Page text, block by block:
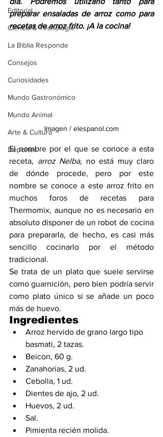
Editorial
Ciencia & Tecnología
La Biblia Responde
Consejos
Curiosidades
Mundo Gastronómico
Mundo Animal
Arte & Cultura
Deportes
preparar ensaladas de arroz como para
recetas de arroz frito. ¡A la cocina!
Imagen / elespanol.com
El nombre por el que se conoce a esta
receta, arroz Nelba, no está muy claro
de dónde procede, pero por este
nombre se conoce a este arroz frito en
muchos foros de recetas para
Thermomix, aunque no es necesario en
absoluto disponer de un robot de cocina
para prepararla, de hecho, es casi más
sencillo cocinarlo por el método
tradicional.
Se trata de un plato que suele servirse
como guarnición, pero bien podría servir
como plato único si se añade un poco
más de huevo.
Ingredientes
Arroz hervido de grano largo tipo
basmati, 2 tazas.
Beicon, 60 g.
Zanahorias, 2 ud.
Cebolla, 1 ud.
Dientes de ajo, 2 ud.
Huevos, 2 ud.
Sal.
Pimienta recién molida.